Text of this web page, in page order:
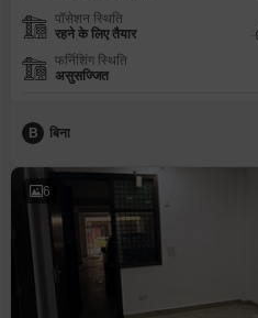
पॉसेशन स्थिति
रहने के लिए तैयार
फर्निशिंग स्थिति
असुसज्जित
B बिना
6